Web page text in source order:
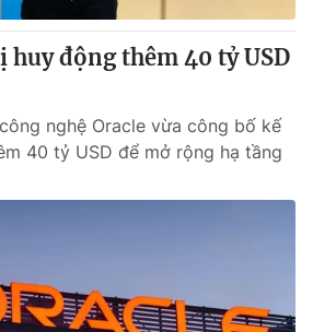
hình thức nếu không có sự chấp
rõ nguồn VTV.vn khi phát hành lại
huy động thêm 40 tỷ USD
nghệ Oracle vừa công bố kế
40 tỷ USD để mở rộng hạ tầng